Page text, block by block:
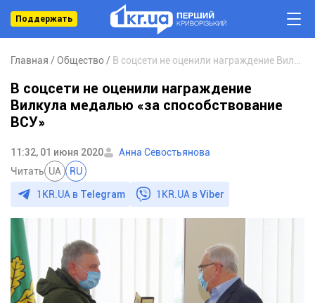
Поддержать
Главная Общество
В соцсети не оценили награждение
Вилкула медалью «за способствование
ВСУ»
11:32, 01 июня 2020
Анна Севостьянова
Читать UA RU
1KR.UA в Telegram 1KR.UA вViber